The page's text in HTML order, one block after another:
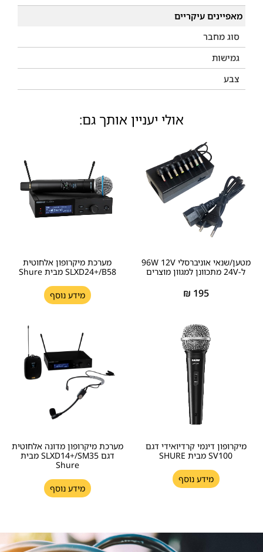
מאפיינים עיקריים
סוג מחבר
גמישות
צבע
אולי יעניין אותך גם:
מטען/שנאי אוניברסלי 96W 12V
ל-24V מתכוונן למגוון מוצרים
195
₪
מערכת מיקרופון אלחוטית
SLXD24+/B58 מבית Shure
מידע נוסף
מיקרופון דינמי קרדיואידי דגם
SV100 מבית SHURE
מידע נוסף
מערכת מיקרופון מדונה אלחוטית
דגם SLXD14+/SM35 מבית
Shure
מידע נוסף